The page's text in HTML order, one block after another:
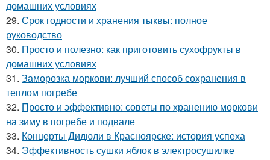
домашних условиях
29. Срок годности и хранения тыквы: полное
руководство
30. Просто и полезно: как приготовить сухофрукты в
домашних условиях
31. Заморозка моркови: лучший способ сохранения в
теплом погребе
32. Просто и эффективно: советы по хранению моркови
на зиму в погребе и подвале
33. Концерты Дидюли в Красноярске: история успеха
34. Эффективность сушки яблок в электросушилке